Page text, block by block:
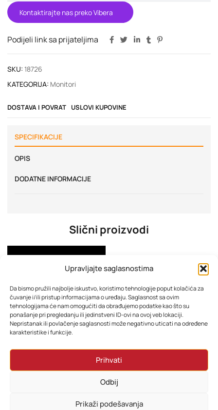
Upravljajte saglasnostima
Da bismo pružili najbolje iskustvo, koristimo tehnologije poput kolačića za
čuvanje i/ili pristup informacijama o uređaju. Saglasnost sa ovim
tehnologijama će nam omogućiti da obrađujemo podatke kao što su
ponašanje pri pregledanju ili jedinstveni ID-ovi na ovoj veb lokaciji.
Nepristanak ili povlačenje saglasnosti može negativno uticati na određene
karakteristike i funkcije.
Prihvati
Odbij
Prikaži podešavanja
Kontaktirajte nas preko Vibera
Podijeli link sa prijateljima
SKU: 18726
KATEGORIJA: Monitori
DOSTAVA I POVRAT USLOVI KUPOVINE
SPECIFIKACIJE
OPIS
DODATNE INFORMACIJE
Slični proizvodi
Xiaomi Mi Monitor Gaming G27i 2026 200Hz OM4FF